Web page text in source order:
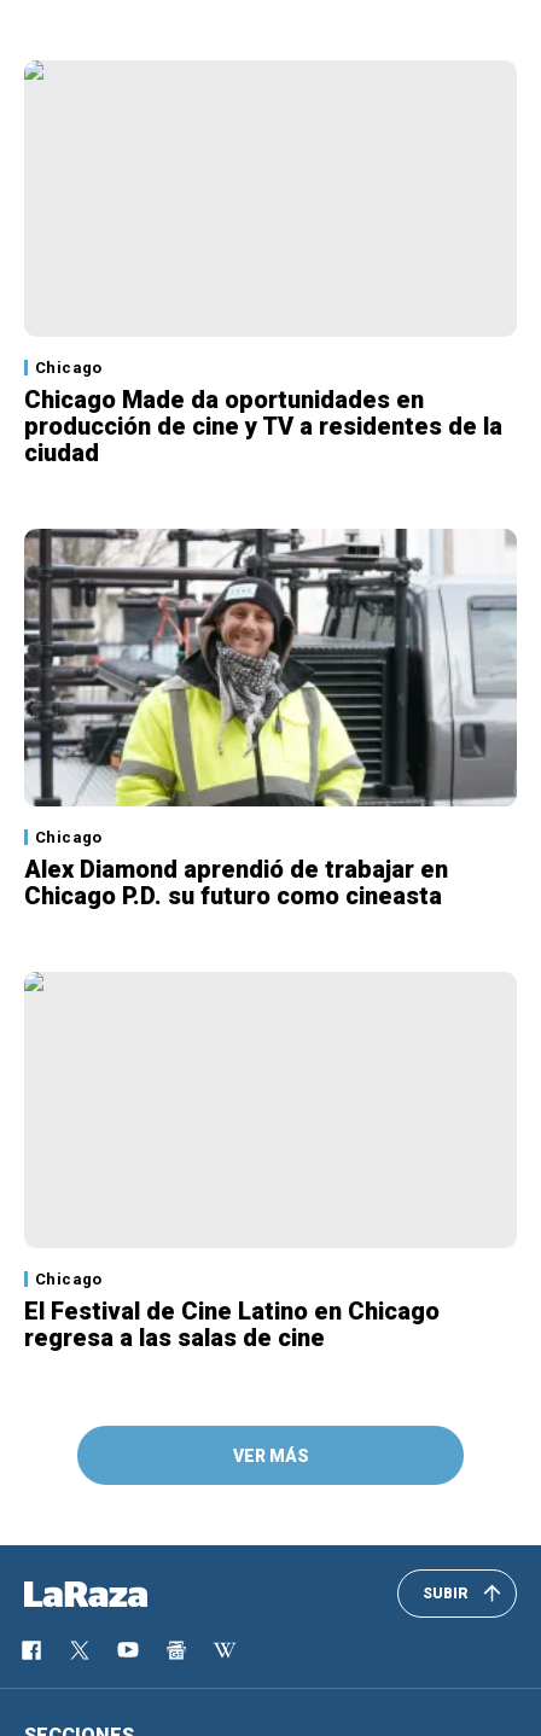
Chicago
Chicago Made da oportunidades en
producción de cine y TV a residentes de la
ciudad
Chicago
Alex Diamond aprendió de trabajar en
Chicago P.D. su futuro como cineasta
Chicago
El Festival de Cine Latino en Chicago
regresa a las salas de cine
VER MÁS
SUBIR